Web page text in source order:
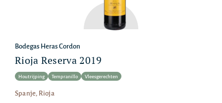
Bodegas Heras Cordon
Rioja Reserva 2019
Houtrijping Tempranillo Vleesgerechten
Spanje, Rioja